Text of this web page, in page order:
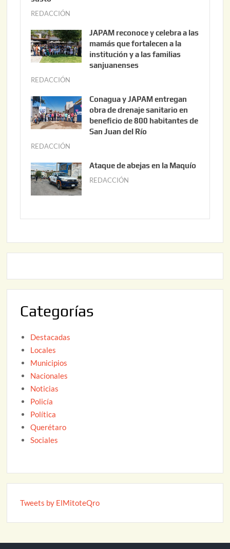
REDACCIÓN
o
s
t
,
2
0
JAPAM reconoce y celebra a las
mamás que fortalecen a la
institución y a las familias
sanjuanenses
REDACCIÓN
n
i
o
,
2
0
6
Conagua y JAPAM entregan
obra de drenaje sanitario en
beneficio de 800 habitantes de
San Juan del Río
REDACCIÓN
n
i
o
Ataque de abejas en la Maquío
REDACCIÓN
o
2
Categorías
Destacadas
Locales
Municipios
Nacionales
Noticias
Policía
Política
Querétaro
Sociales
Tweets by ElMitoteQro